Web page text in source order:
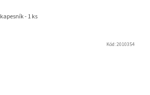
kapesník - 1 ks
Kód:2010354